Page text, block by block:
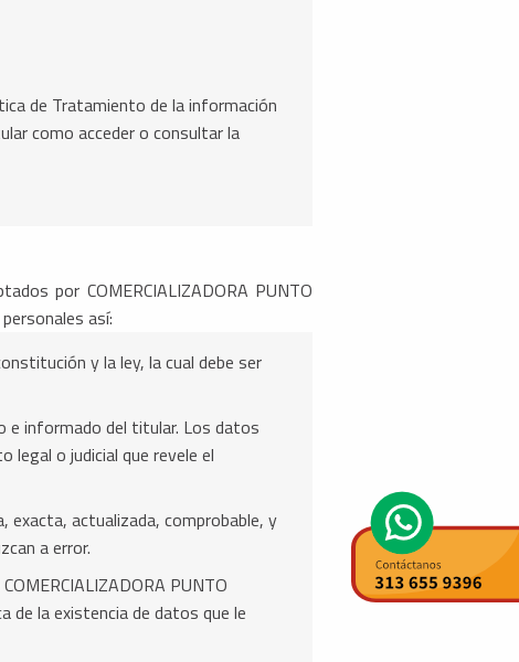
de Tratamiento de la información
como acceder o consultar la
por COMERCIALIZADORA PUNTO
así:
y la ley, la cual debe ser
e informado del titular. Los datos
legal o judicial que revele el
actualizada, comprobable, y
a error.
PUNTO
de la existencia de datos que le